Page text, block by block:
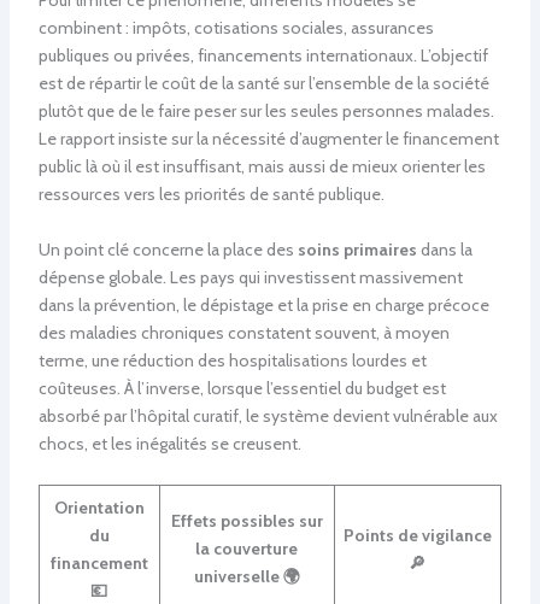
combinent : impôts, cotisations sociales, assurances
publiques ou privées, financements internationaux. L’objectif
est de répartir le coût de la santé sur l’ensemble de la société
plutôt que de le faire peser sur les seules personnes malades.
Le rapport insiste sur la nécessité d’augmenter le financement
public là où il est insuffisant, mais aussi de mieux orienter les
ressources vers les priorités de santé publique.
Un point clé concerne la place des soins primaires dans la
dépense globale. Les pays qui investissent massivement
dans la prévention, le dépistage et la prise en charge précoce
des maladies chroniques constatent souvent, à moyen
terme, une réduction des hospitalisations lourdes et
coûteuses. À l’inverse, lorsque l’essentiel du budget est
absorbé par l’hôpital curatif, le système devient vulnérable aux
chocs, et les inégalités se creusent.
Orientation
du
financement
💶
Effets possibles sur
la couverture
universelle 🌍
Points de vigilance
🔎